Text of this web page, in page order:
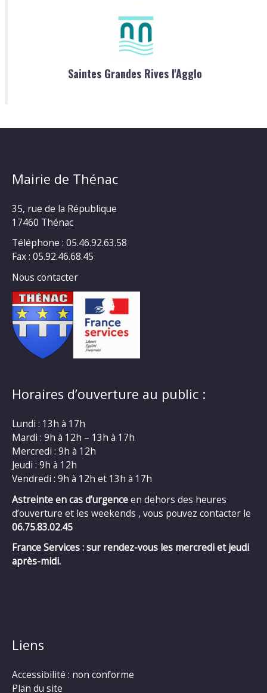
Saintes Grandes Rives l'Agglo
Mairie de Thénac
35, rue de la République
17460 Thénac
Téléphone : 05.46.92.63.58
Fax : 05.92.46.68.45
Nous contacter
Horaires d’ouverture au public :
Lundi : 13h à 17h
Mardi : 9h à 12h – 13h à 17h
Mercredi : 9h à 12h
Jeudi : 9h à 12h
Vendredi : 9h à 12h et 13h à 17h
Astreinte en cas d’urgenceen dehors des heures
d’ouverture et les weekends , vous pouvez contacter le
06.75.83.02.45
France Services : sur rendez-vous les mercredi et jeudi
après-midi.
Liens
Accessibilité : non conforme
Plan du site